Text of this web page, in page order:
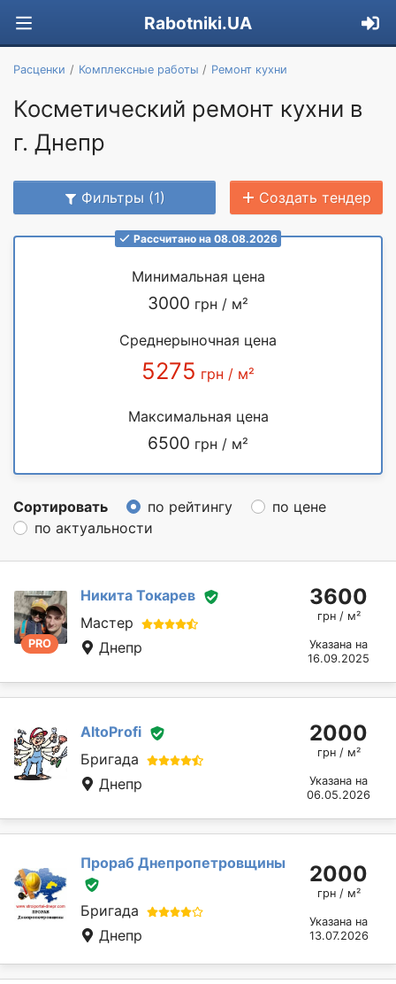
Rabotniki.UA
Расценки Комплексные работы Ремонт кухни
Косметический ремонт кухни в
г. Днепр
Фильтры (1) Создать тендер
Рассчитано на 08.08.2026
Минимальная цена
3000 грн / м²
Среднерыночная цена
5275 грн / м²
Максимальная цена
6500 грн / м²
Сортировать по рейтингу
по цене
по актуальности
PRO
Никита Токарев
Мастер
Днепр
3600
грн / м²
Указана на
16.09.2025
AltoProfi
Бригада
Днепр
2000
грн / м²
Указана на
06.05.2026
Прораб Днепропетровщины
Бригада
Днепр
2000
грн / м²
Указана на
13.07.2026